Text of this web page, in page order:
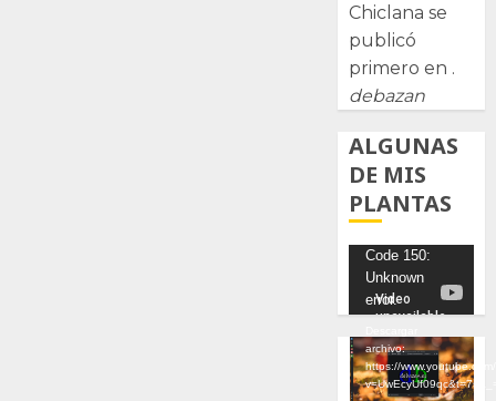
Chiclana se
publicó
primero en .
debazan
ALGUNAS
DE MIS
PLANTAS
Reproductor
de
vídeo
Code 150:
Unknown
error.
archivo:
https://